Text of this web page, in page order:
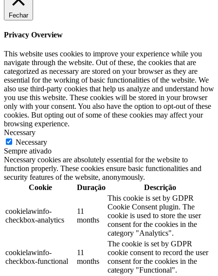
Fechar
Privacy Overview
This website uses cookies to improve your experience while you
navigate through the website. Out of these, the cookies that are
categorized as necessary are stored on your browser as they are
essential for the working of basic functionalities of the website. We
also use third-party cookies that help us analyze and understand how
you use this website. These cookies will be stored in your browser
only with your consent. You also have the option to opt-out of these
cookies. But opting out of some of these cookies may affect your
browsing experience.
Necessary
Necessary
Sempre ativado
Necessary cookies are absolutely essential for the website to
function properly. These cookies ensure basic functionalities and
security features of the website, anonymously.
Cookie
Duração Descrição
cookielawinfo-
checkbox-analytics
11
months
This cookie is set by GDPR
Cookie Consent plugin. The
cookie is used to store the user
consent for the cookies in the
category "Analytics".
cookielawinfo-
checkbox-functional
11
months
The cookie is set by GDPR
cookie consent to record the user
consent for the cookies in the
category "Functional".